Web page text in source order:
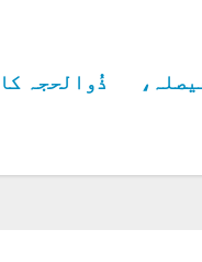
ذُوالحجہ